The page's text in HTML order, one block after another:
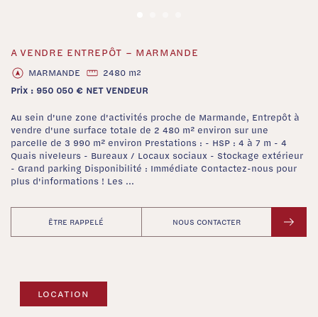
‹ ›
A VENDRE ENTREPÔT – MARMANDE
MARMANDE 2480 m2
Prix : 950 050 € NET VENDEUR
Au sein d'une zone d'activités proche de Marmande, Entrepôt à
vendre d'une surface totale de 2 480 m² environ sur une
parcelle de 3 990 m² environ Prestations : - HSP : 4 à 7 m - 4
Quais niveleurs - Bureaux / Locaux sociaux - Stockage extérieur
- Grand parking Disponibilité : Immédiate Contactez-nous pour
plus d'informations ! Les ...
ÊTRE RAPPELÉ NOUS CONTACTER
LOCATION